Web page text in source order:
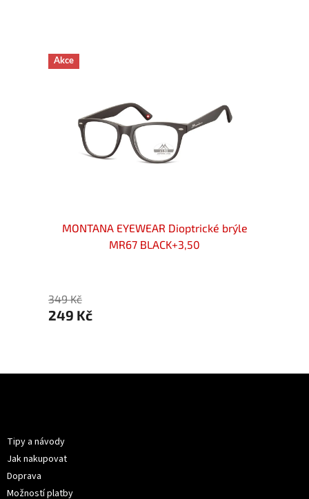
Akce
MONTANA EYEWEAR Dioptrické brýle
MR67 BLACK+3,50
349 Kč
249 Kč
Tipy a návody
Jak nakupovat
Doprava
Možností platby